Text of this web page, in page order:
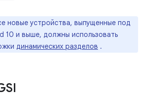
новые устройства, выпущенные под
10 и выше, должны использовать
динамических разделов .